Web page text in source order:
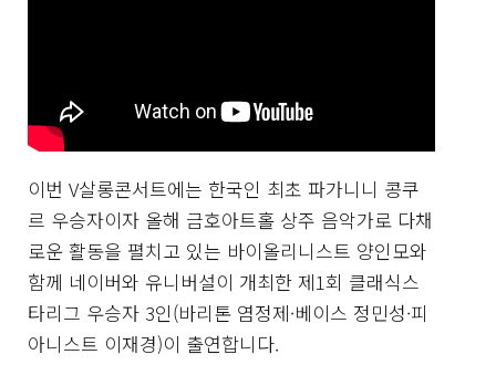
이번 V살롱콘서트에는 한국인 최초 파가니니 콩쿠
르 우승자이자 올해 금호아트홀 상주 음악가로 다채
로운 활동을 펼치고 있는 바이올리니스트 양인모와
함께 네이버와 유니버설이 개최한 제1회 클래식스
타리그 우승자 3인(바리톤 염정제·베이스 정민성·피
아니스트 이재경)이 출연합니다.